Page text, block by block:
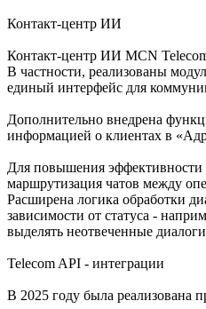
Контакт-центр ИИ
Контакт-центр ИИ MCN
В частности, реализованы
единый интерфейс для
Дополнительно внедрена
информацией о клиентах в
Для повышения эффективности
маршрутизация чатов между
Расширена логика обработки
зависимости от статуса -
выделять неотвеченные
Telecom API - интеграции
В 2025 году была реализована